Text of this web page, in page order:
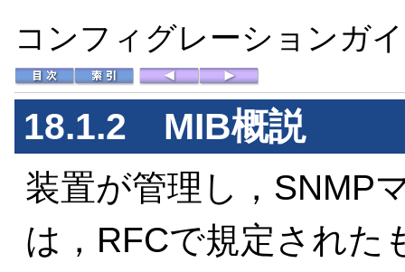
コンフィグレーションガ
18.1.2 MIB概説
装置が管理し，SNMP
は，RFCで規定された